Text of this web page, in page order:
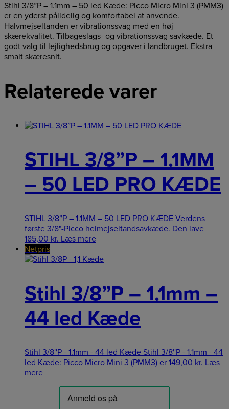
Stihl 3/8”P – 1.1mm – 50 led Kæde: Picco Micro Mini 3 (PMM3)
er en yderst pålidelig og komfortabel at anvende.
Halvmejseltanden er vibrationssvag med en høj
skærekvalitet. Tilbageslags- og vibrationssvag savkæde. Et
godt valg til lejlighedsbrug og opgaver i landbruget. Ekstra
smalt skæresnit.
Relaterede varer
STIHL 3/8”P – 1.1MM
– 50 LED PRO KÆDE
STIHL 3/8”P – 1.1MM – 50 LED PRO KÆDE Verdens
første 3/8"-Picco helmejseltandsavkæde. Den lave
185,00 kr. Læs mere
Netpris
Stihl 3/8”P – 1.1mm –
44 led Kæde
Stihl 3/8''P - 1.1mm - 44 led Kæde Stihl 3/8''P - 1.1mm - 44
led Kæde: Picco Micro Mini 3 (PMM3) er 149,00 kr. Læs
mere